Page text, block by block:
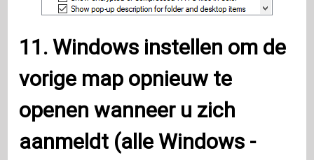
11.Windows instellen om de
vorige map opnieuw te
openen wanneer u zich
aanmeldt (alleWindows -